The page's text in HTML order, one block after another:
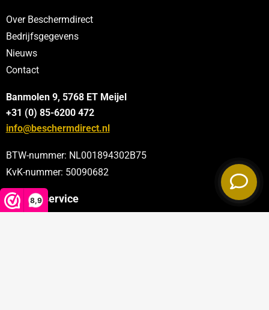
8,9
Over Beschermdirect
Bedrijfsgegevens
Nieuws
Contact
Banmolen 9, 5768 ET Meijel
+31 (0) 85-6200 472
info@beschermdirect.nl
BTW-nummer: NL001894302B75
KvK-nummer: 50090682
Klantenservice